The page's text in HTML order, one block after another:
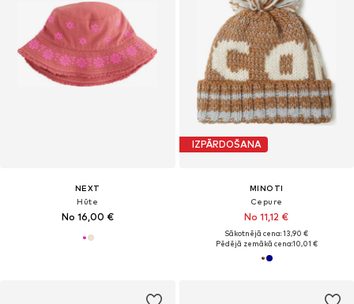
NEXT
Hūte
No 16,00 €
IZPĀRDOŠANA
MINOTI
Cepure
No 11,12 €
Sākotnējā cena: 13,90 €
Pēdējā zemākā cena:10,01 €